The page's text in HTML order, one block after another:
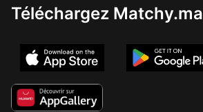
Téléchargez Matchy.ma